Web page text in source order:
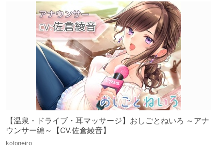
【温泉・ドライブ・耳マッサージ】おしごとねいろ ～アナ
ウンサー編～【CV.佐倉綾音】
kotoneiro